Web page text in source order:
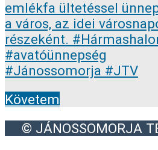
Követem
© JÁNOSSOMORJA